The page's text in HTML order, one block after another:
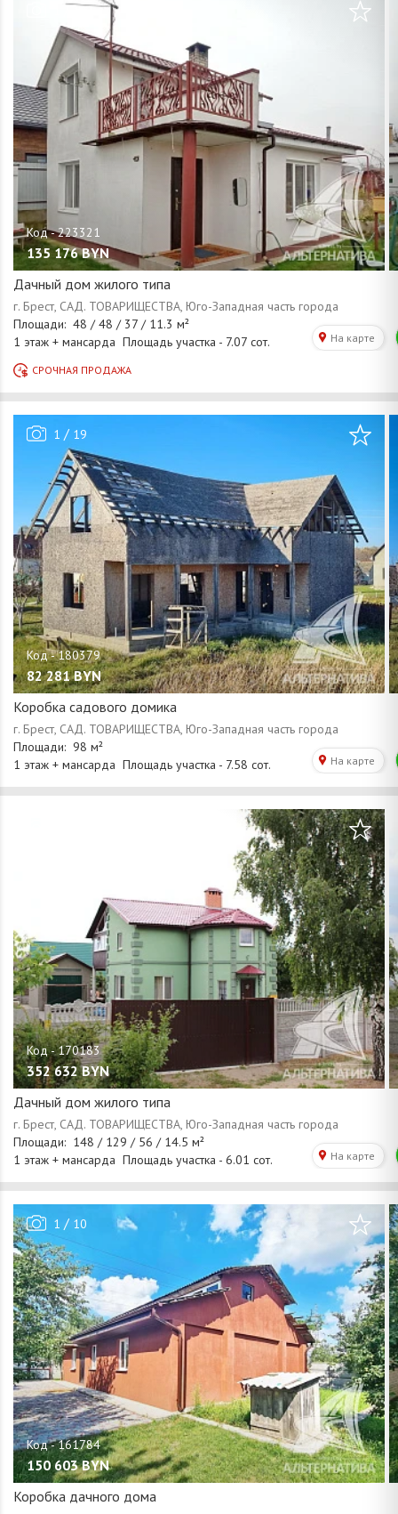
/ 18
135 176 BYN
Дачный дом жилого типа
1 / 19
82 281 BYN
Коробка садового домика
352 632 BYN
Дачный дом жилого типа
1 / 10
150 603 BYN
Коробка дачного дома